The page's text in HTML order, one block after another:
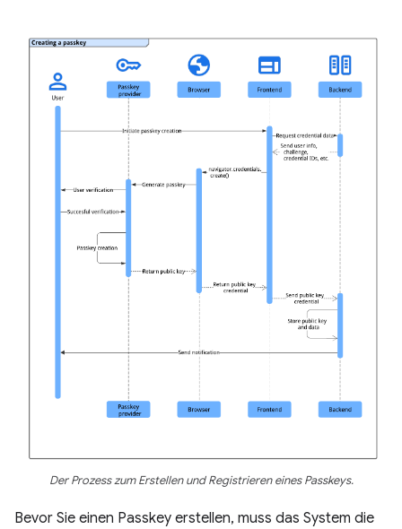
Der Prozess zum Erstellen und Registrieren eines Passkeys.
Bevor Sie einen Passkey erstellen, muss das System die